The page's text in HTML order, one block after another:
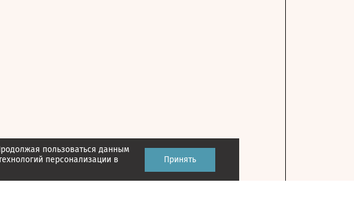
пользоваться данным
персонализации в
Принять